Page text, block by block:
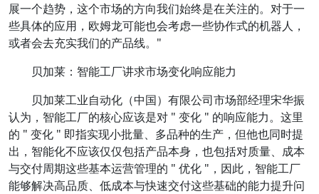
展一个趋势，这个市场的方向我们始终是在关注的。对于一
些具体的应用，欧姆龙可能也会考虑一些协作式的机器人，
或者会去充实我们的产品线。"
贝加莱：智能工厂讲求市场变化响应能力
贝加莱工业自动化（中国）有限公司市场部经理宋华振
认为，智能工厂的核心应该是对 " 变化 " 的响应能力。这里
的 " 变化 " 即指实现小批量、多品种的生产，但他也同时提
出，智能化不应该仅仅包括产品本身，也包括对质量、成本
与交付周期这些基本运营管理的 " 优化 "，因此，智能工厂
能够解决高品质、低成本与快速交付这些基础的能力提升问